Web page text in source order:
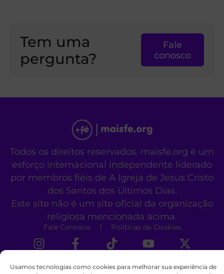
Usamos tecnologias como cookies para melhorar sua experiência de
Tem uma
pergunta?
Fale
conosco
Todos os direitos reservados. maisfe.org é um
esforço internacional independente liderado
por membros fiéis de A Igreja de Jesus Cristo
dos Santos dos Últimos Dias.
Este site não é um site oficial da organização
religiosa mencionada acima.
Fale Conosco Políticas de Cookies